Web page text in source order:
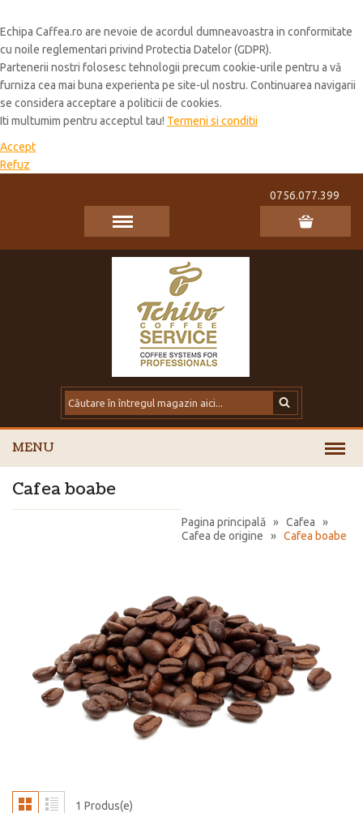
Echipa Caffea.ro are nevoie de acordul dumneavoastra in conformitate
cu noile reglementari privind Protectia Datelor (GDPR).
Partenerii nostri folosesc tehnologii precum cookie-urile pentru a vă
furniza cea mai buna experienta pe site-ul nostru. Continuarea navigarii
se considera acceptare a politicii de cookies.
Iti multumim pentru acceptul tau! Termeni si conditii
Accept
Refuz
0756.077.399
MENU
Pagina principală » Cafea
»
Cafea de origine
» Cafea boabe
Cafea boabe
1 Produs(e)